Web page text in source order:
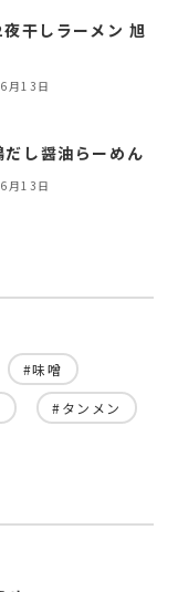
干しラーメン 旭
月13日
だし醤油らーめん
月13日
#味噌
#タンメン